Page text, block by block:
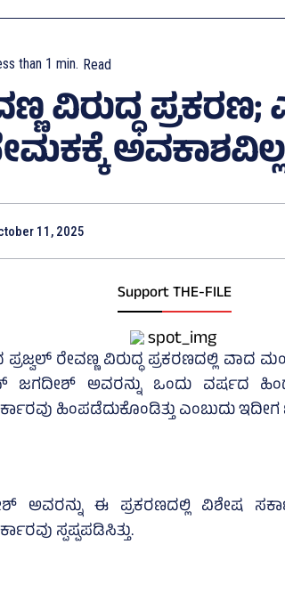
than 1 min. Read
ವಿರುದ್ಧ
11, 2025
Support THE-FILE
ರೇವಣ್ಣ ವಿರುದ್ಧ ಪ್ರಕರಣದಲ್ಲಿ
ಜಗದೀಶ್‌ ಅವರನ್ನು ಒಂದು ವರ್ಷದ
ಹಿಂಪಡೆದುಕೊಂಡಿತ್ತು ಎಂಬುದು
ಅವರನ್ನು ಈ ಪ್ರಕರಣದಲ್ಲಿ ವಿಶೇಷ
ಸ್ಪಷ್ಪಪಡಿಸಿತ್ತು.